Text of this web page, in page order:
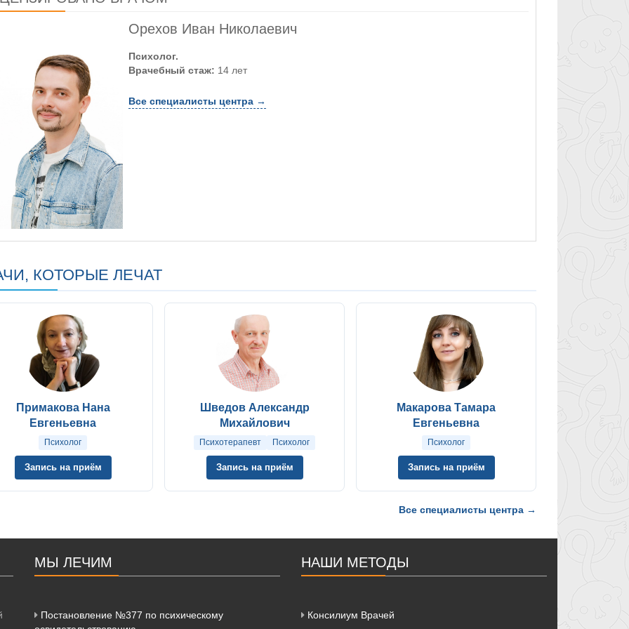
Орехов Иван Николаевич
Психолог.
Врачебный стаж: 14 лет
Все специалисты центра →
КОТОРЫЕ ЛЕЧАТ
Примакова Нана
Евгеньевна
Психолог
Запись на приём
Шведов Александр
Михайлович
Психотерапевт Психолог
Запись на приём
Макарова Тамара
Евгеньевна
Психолог
Запись на приём
Все специалисты центра →
МЫ ЛЕЧИМ
Постановление №377 по психическому
НАШИ МЕТОДЫ
Консилиум Врачей